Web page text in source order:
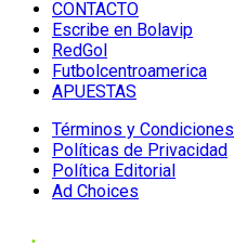
CONTACTO
Escribe en Bolavip
RedGol
Futbolcentroamerica
APUESTAS
Términos y Condiciones
Políticas de Privacidad
Política Editorial
Ad Choices